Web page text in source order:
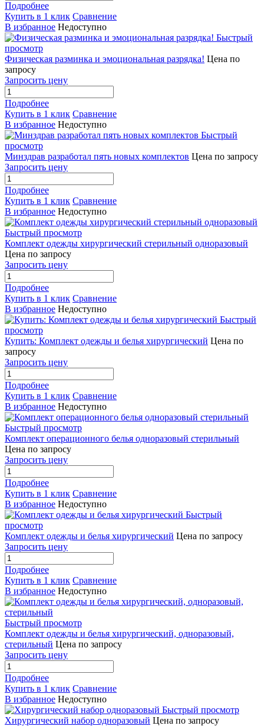
Подробнее
Купить в 1 клик Сравнение
В избранное Недоступно
Быстрый
просмотр
Физическая разминка и эмоциональная разрядка! Цена по
запросу
Запросить цену
Подробнее
Купить в 1 клик Сравнение
В избранное Недоступно
Быстрый
просмотр
Минздрав разработал пять новых комплектов Цена по запросу
Запросить цену
Подробнее
Купить в 1 клик Сравнение
В избранное Недоступно
Быстрый просмотр
Комплект одежды хирургический стерильный одноразовый
Цена по запросу
Запросить цену
Подробнее
Купить в 1 клик Сравнение
В избранное Недоступно
Быстрый
просмотр
Купить: Комплект одежды и белья хирургический Цена по
запросу
Запросить цену
Подробнее
Купить в 1 клик Сравнение
В избранное Недоступно
Быстрый просмотр
Комплект операционного белья одноразовый стерильный
Цена по запросу
Запросить цену
Подробнее
Купить в 1 клик Сравнение
В избранное Недоступно
Быстрый
просмотр
Комплект одежды и белья хирургический Цена по запросу
Запросить цену
Подробнее
Купить в 1 клик Сравнение
В избранное Недоступно
Быстрый просмотр
Комплект одежды и белья хирургический, одноразовый,
стерильный Цена по запросу
Запросить цену
Подробнее
Купить в 1 клик Сравнение
В избранное Недоступно
Быстрый просмотр
Хирургический набор одноразовый Цена по запросу